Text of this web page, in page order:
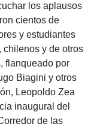
los aplausos
cientos de
y estudiantes
chilenos y de otros
flanqueado por
Biagini y otros
Leopoldo Zea
inaugural del
de las